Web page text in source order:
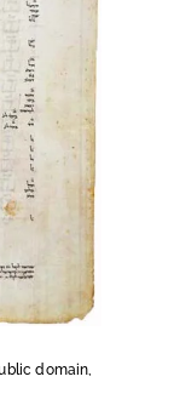
domain,